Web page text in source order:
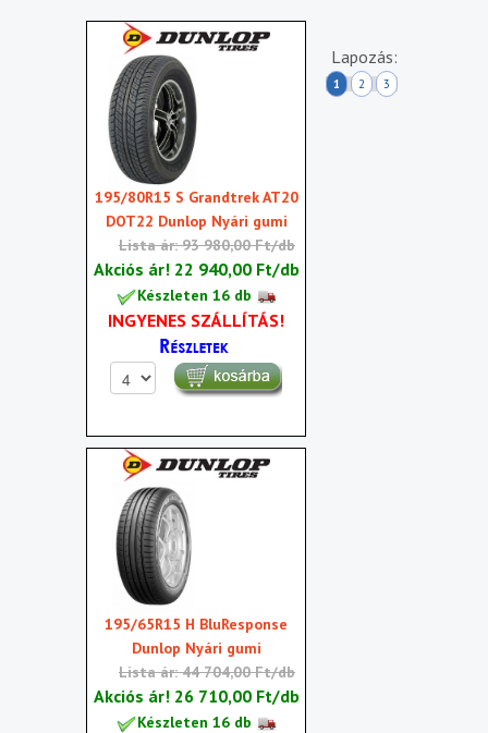
195/80R15 S Grandtrek AT20
DOT22 Dunlop Nyári gumi
Lista ár: 93 980,00 Ft/db
Akciós ár! 22 940,00 Ft/db
Készleten 16 db
INGYENES SZÁLLÍTÁS!
195/65R15 H BluResponse
Dunlop Nyári gumi
Lista ár: 44 704,00 Ft/db
Akciós ár! 26 710,00 Ft/db
Készleten 16 db
Lapozás:
1 2 3